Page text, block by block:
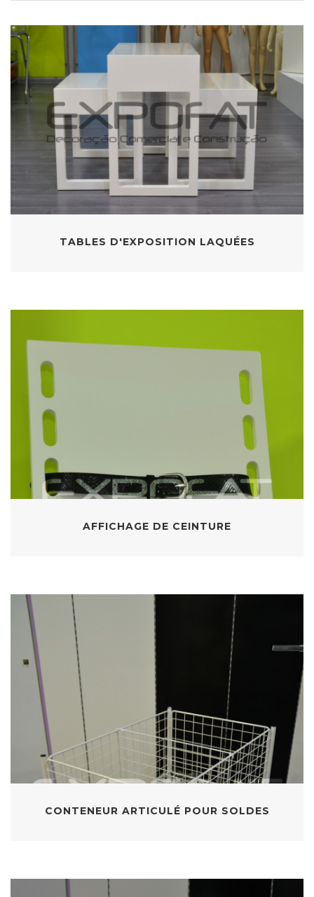
TABLES D'EXPOSITION LAQUÉES
AFFICHAGE DE CEINTURE
CONTENEUR ARTICULÉ POUR SOLDES